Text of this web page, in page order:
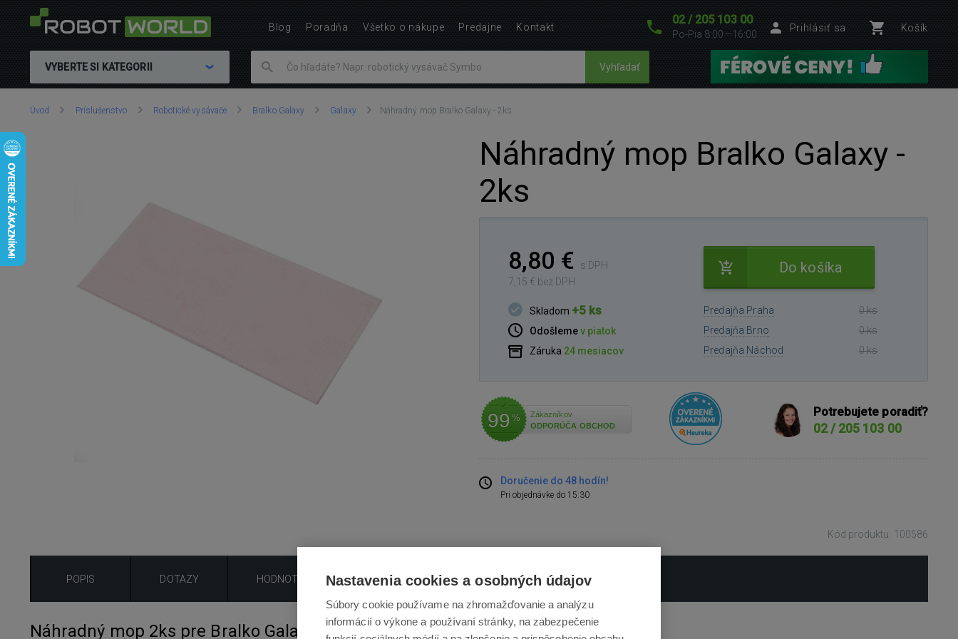
02 / 205 103 00
Po-Pia 8:00—16:00
Prihlásiť sa Košík
VYBERTE SI KATEGORII Vyhľadať
Nachádzate
Úvod Príslušenstvo Robotické vysávače Bralko Galaxy Galaxy Náhradný mop Bralko Galaxy - 2ks
Náhradný mop Bralko Galaxy -
2ks
8,80 €
s DPH
7,15 € bez DPH
Do košíka
Skladom +5 ks
Odošlemev piatok
Záruka 24 mesiacov
Predajňa Praha
0 ks
Predajňa Brno
0 ks
Predajňa Náchod
0 ks
99 %
Zákazníkov
ODPORÚČA OBCHOD
Potrebujete poradiť?
02 / 205 103 00
Doručenie do 48 hodín!
Pri objednávke do 15:30
Kód produktu: 100586
POPIS DOTAZY HODNOTENIE NÁVODY
Náhradný mop 2ks pre Bralko Galaxy:
Blog Poradňa Všetko o nákupe Predajne Kontakt
Nastavenia cookies a osobných údajov
Súbory cookie používame na zhromažďovanie a analýzu
informácií o výkone a používaní stránky, na zabezpečenie